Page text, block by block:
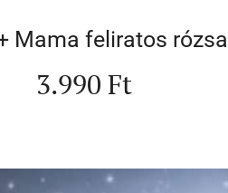
Mama feliratos rózsa
3.990 Ft